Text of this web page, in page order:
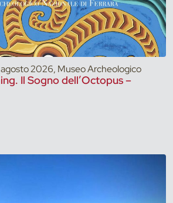
2026, Museo Archeologico
Il Sogno dell’Octopus –